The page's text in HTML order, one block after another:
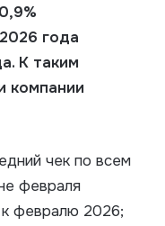
года
К таким
компании
чек по всем
февраля
к февралю 2026;